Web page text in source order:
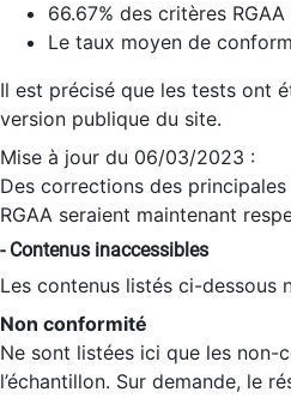
66.67% des critères
Le taux moyen de
Il est précisé que les tests ont
version publique du site.
Mise à jour du 06/03/2023 :
Des corrections des
RGAA seraient maintenant
- Contenus inaccessibles
Les contenus listés ci-dessous
Non conformité
Ne sont listées ici que les non-
l’échantillon. Sur demande, le